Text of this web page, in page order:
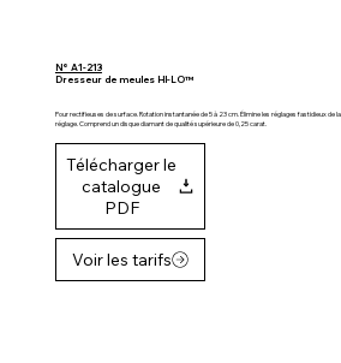
N° A1-213
Dresseur de meules HI-LO™
Pour rectifieuses de surface. Rotation instantanée de 5 à 23 cm. Élimine les réglages fastidieux de
réglage. Comprend un disque diamant de qualité supérieure de 0,25 carat.
Télécharger le
catalogue
PDF
Voir les tarifs